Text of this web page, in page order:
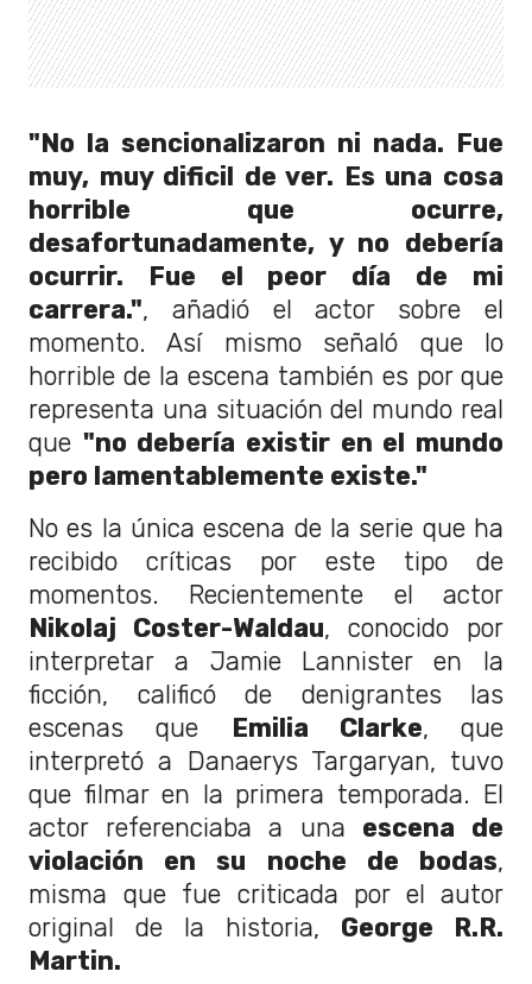
"No la sencionalizaron ni nada. Fue
muy, muy dificil de ver. Es una cosa
horrible que ocurre,
desafortunadamente, y no debería
ocurrir. Fue el peor día de mi
carrera.", añadió el actor sobre el
momento. Así mismo señaló que lo
horrible de la escena también es por que
representa una situación del mundo real
que "no debería existir en el mundo
pero lamentablemente existe."
No es la única escena de la serie que ha
recibido críticas por este tipo de
momentos. Recientemente el actor
Nikolaj Coster-Waldau, conocido por
interpretar a Jamie Lannister en la
ficción, calificó de denigrantes las
escenas que Emilia Clarke, que
interpretó a Danaerys Targaryan, tuvo
que filmar en la primera temporada. El
actor referenciaba a una escena de
violación en su noche de bodas,
misma que fue criticada por el autor
original de la historia, George R.R.
Martin.